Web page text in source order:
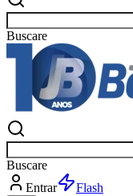
Buscarnot
Buscarnot
Entrar
Explorar